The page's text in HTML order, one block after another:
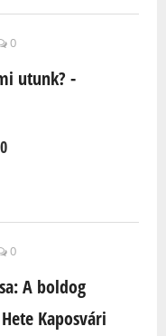
0
utunk? -
0
A boldog
Kaposvári